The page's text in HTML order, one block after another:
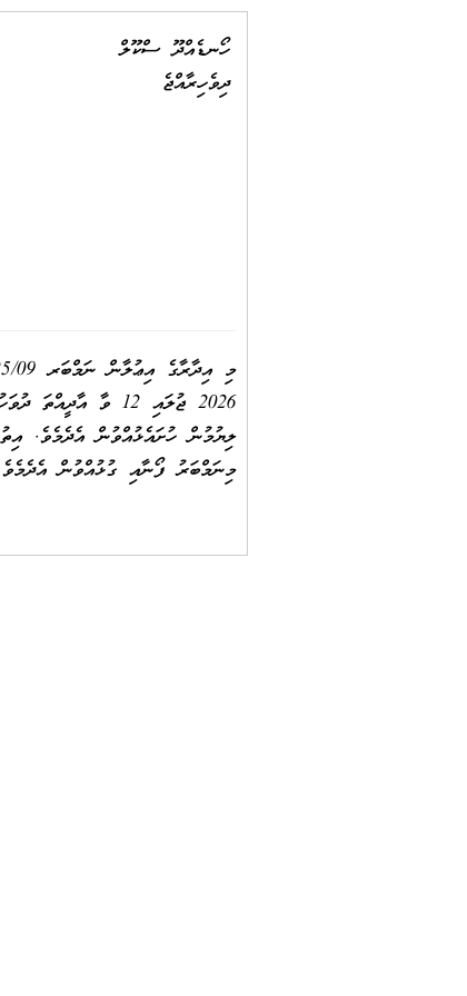
ހޯނޑެއްދޫ ސްކޫލް
ދިވެހިރާއްޖެ
2026 ޖުލައި 12 ވާ އާދީއްތަ ދުވަހުގެ މެންދުރުފަހު 14:00 ގެ ކުރިން މި ސްކޫލުގެ އީމެއިލް އެޑްރެސް
މިނަމްބަރު ފޯނާއި ގުޅުއްވުން އެދެމެވެ